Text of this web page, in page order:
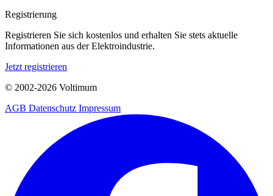
Registrierung
Registrieren Sie sich kostenlos und erhalten Sie stets aktuelle
Informationen aus der Elektroindustrie.
Jetzt registrieren
© 2002-2026 Voltimum
AGB Datenschutz Impressum